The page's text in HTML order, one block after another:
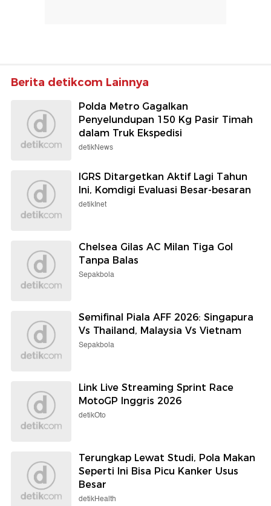
Berita detikcom Lainnya
Polda Metro Gagalkan
Penyelundupan 150 Kg Pasir Timah
dalam Truk Ekspedisi
detikNews
IGRS Ditargetkan Aktif Lagi Tahun
Ini, Komdigi Evaluasi Besar-besaran
detikInet
Chelsea Gilas AC Milan Tiga Gol
Tanpa Balas
Sepakbola
Semifinal Piala AFF 2026: Singapura
Vs Thailand, Malaysia Vs Vietnam
Sepakbola
Link Live Streaming Sprint Race
MotoGP Inggris 2026
detikOto
Terungkap Lewat Studi, Pola Makan
Seperti Ini Bisa Picu Kanker Usus
Besar
detikHealth